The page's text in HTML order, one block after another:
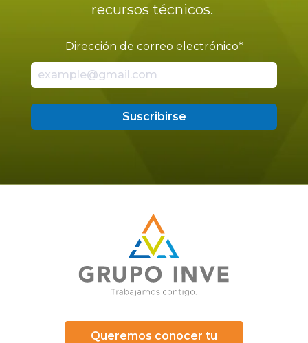
recursos técnicos.
Dirección de correo electrónico*
Queremos conocer tu